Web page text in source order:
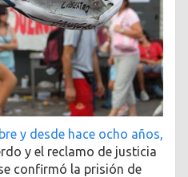
y desde hace ocho años,
y el reclamo de justicia
confirmó la prisión de